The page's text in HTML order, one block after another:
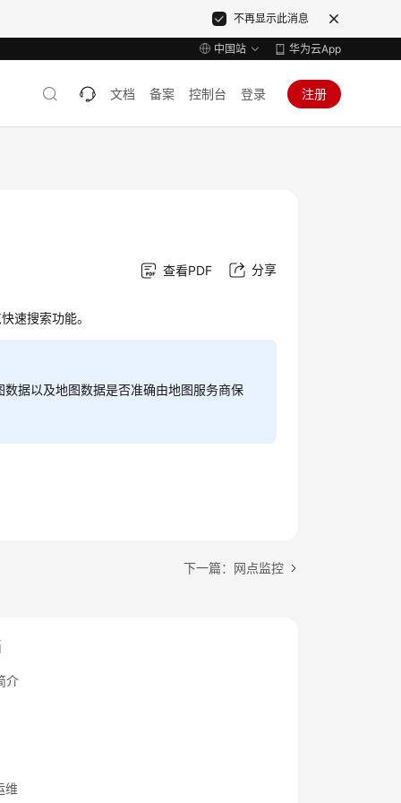
不再显示此消息
中国站 华为云App
文档 备案 控制台 登录 注册
查看PDF 分享
速搜索功能。
据以及地图数据是否准确由地图服务商保
下一篇：网点监控
介
维